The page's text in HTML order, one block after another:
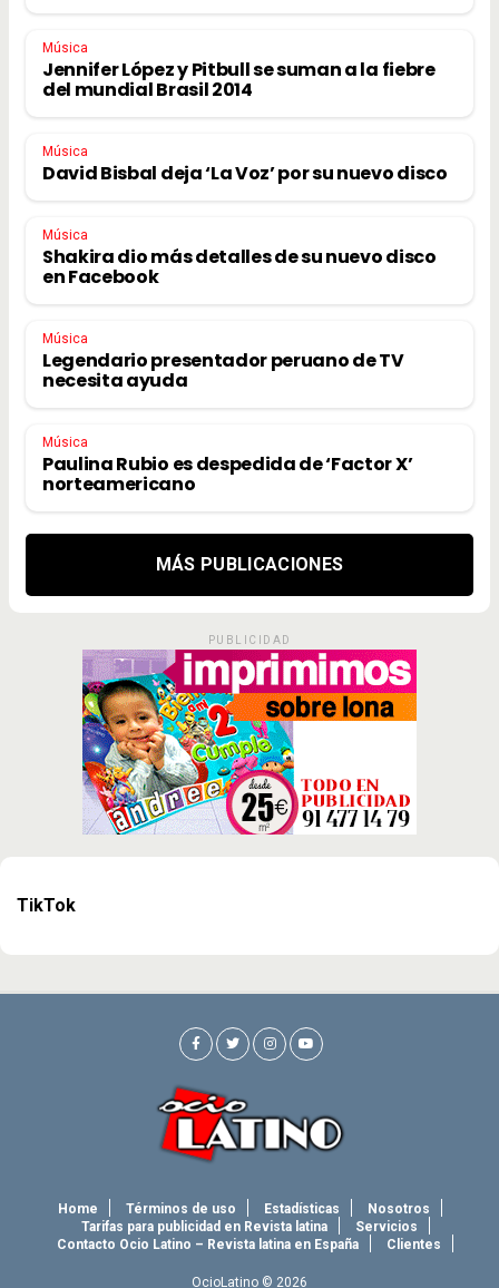
Música
Jennifer López y Pitbull se suman a la fiebre
del mundial Brasil 2014
Música
David Bisbal deja ‘La Voz’ por su nuevo disco
Música
Shakira dio más detalles de su nuevo disco
en Facebook
Música
Legendario presentador peruano de TV
necesita ayuda
Música
Paulina Rubio es despedida de ‘Factor X’
norteamericano
MÁS PUBLICACIONES
PUBLICIDAD
TikTok
Home Términos de uso Estadísticas
Nosotros
Tarifas para publicidad en Revista latina
Servicios
Contacto Ocio Latino – Revista latina en España
Clientes
OcioLatino © 2026